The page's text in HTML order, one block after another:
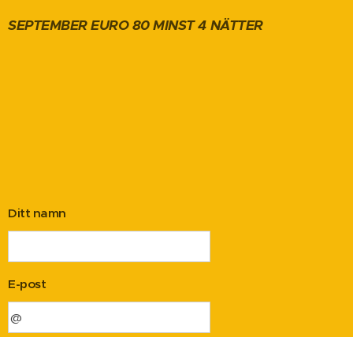
SEPTEMBER EURO 80 MINST 4 NÄTTER
Ditt namn
E-post